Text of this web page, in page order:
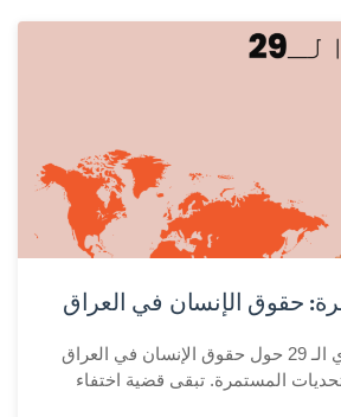
حقوق الإنسان في العراق
يسلط التقرير الدوري الـ 29 حول حقوق الإنسان في العراق
المستمرة. تبقى قضية اختفاء